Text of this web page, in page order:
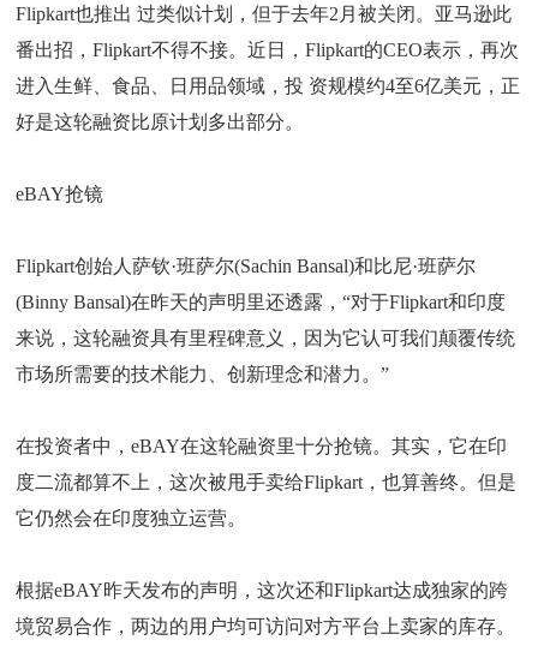
Flipkart也推出 过类似计划，但于去年2月被关闭。亚马逊此
番出招，Flipkart不得不接。近日，Flipkart的CEO表示，再次
进入生鲜、食品、日用品领域，投 资规模约4至6亿美元，正
好是这轮融资比原计划多出部分。
eBAY抢镜
Flipkart创始人萨钦·班萨尔(Sachin Bansal)和比尼·班萨尔
(Binny Bansal)在昨天的声明里还透露，“对于Flipkart和印度
来说，这轮融资具有里程碑意义，因为它认可我们颠覆传统
市场所需要的技术能力、创新理念和潜力。”
在投资者中，eBAY在这轮融资里十分抢镜。其实，它在印
度二流都算不上，这次被甩手卖给Flipkart，也算善终。但是
它仍然会在印度独立运营。
根据eBAY昨天发布的声明，这次还和Flipkart达成独家的跨
境贸易合作，两边的用户均可访问对方平台上卖家的库存。